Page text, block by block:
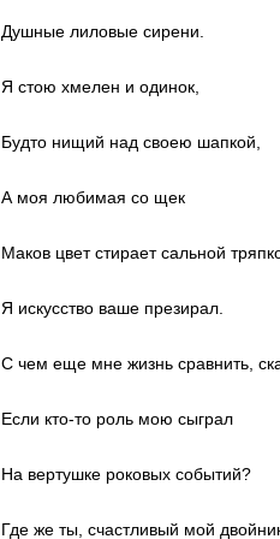
Душные лиловые сирени.
Я стою хмелен и одинок,
Будто нищий над своею шапкой,
А моя любимая со щек
Маков цвет стирает сальной
Я искусство ваше презирал.
С чем еще мне жизнь сравнить,
Если кто-то роль мою сыграл
На вертушке роковых событий?
Где же ты, счастливый мой